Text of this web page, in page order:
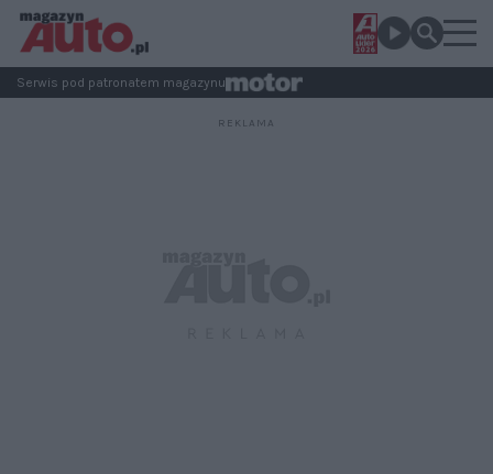
Serwis pod patronatem magazynu